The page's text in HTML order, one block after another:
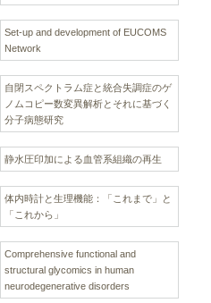
Set-up and development of EUCOMS
Network
自閉スペクトラム症と統合失調症のゲ
ノムコピー数変異解析とそれに基づく
分子病態研究
静水圧印加による血管系組織の再生
体内時計と生理機能：「これまで」と
「これから」
Comprehensive functional and
structural glycomics in human
neurodegenerative disorders